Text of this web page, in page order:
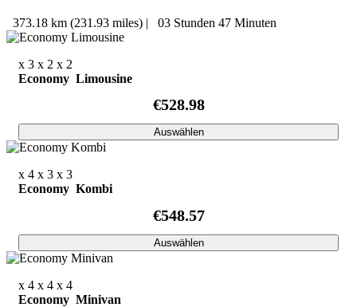
373.18 km (231.93 miles) | 03 Stunden 47 Minuten
x 3 x 2 x 2
Economy Limousine
€528.98
Auswählen
x 4 x 3 x 3
Economy Kombi
€548.57
Auswählen
x 4 x 4 x 4
Economy Minivan